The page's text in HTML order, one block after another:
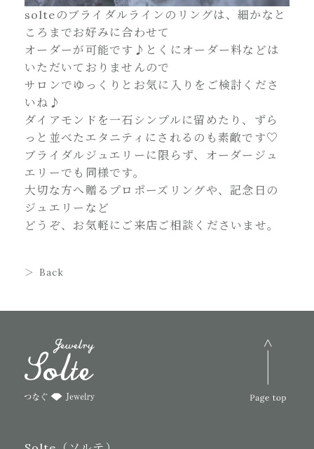
solteのブライダルラインのリングは、細かなと
ころまでお好みに合わせて
オーダーが可能です♪とくにオーダー料などは
いただいておりませんので
サロンでゆっくりとお気に入りをご検討くださ
いね♪
ダイアモンドを一石シンプルに留めたり、ずら
っと並べたエタニティにされるのも素敵です♡
ブライダルジュエリーに限らず、オーダージュ
エリーでも同様です。
大切な方へ贈るプロポーズリングや、記念日の
ジュエリーなど
どうぞ、お気軽にご来店ご相談くださいませ。
Back